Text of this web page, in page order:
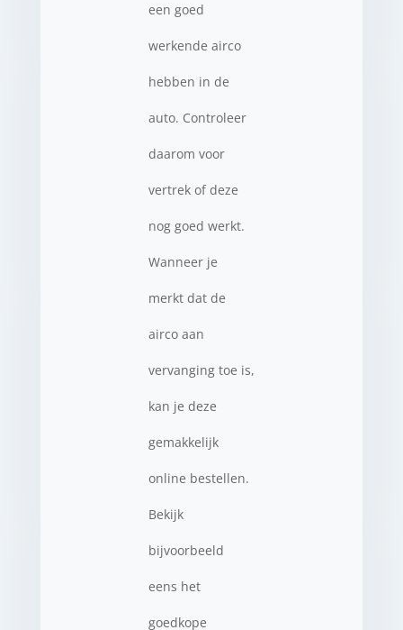
een goed
werkende airco
hebben in de
auto. Controleer
daarom voor
vertrek of deze
nog goed werkt.
Wanneer je
merkt dat de
airco aan
vervanging toe is,
kan je deze
gemakkelijk
online bestellen.
Bekijk
bijvoorbeeld
eens het
goedkope